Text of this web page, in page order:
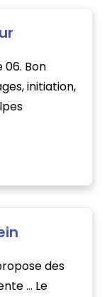
06. Bon
initiation,
des
… Le